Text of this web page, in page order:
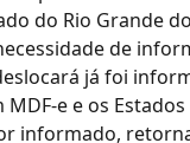
do Rio Grande
de
já foi
e e os
informado,